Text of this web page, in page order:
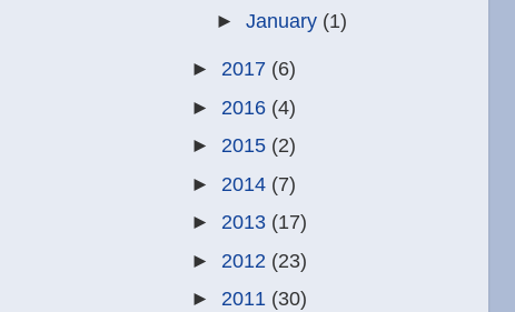
► January (1)
► 2017 (6)
► 2016 (4)
► 2015 (2)
► 2014 (7)
► 2013 (17)
► 2012 (23)
► 2011 (30)